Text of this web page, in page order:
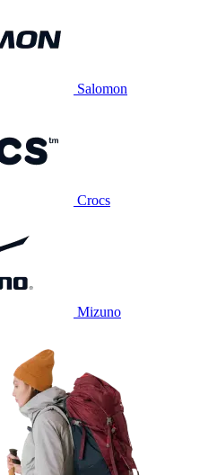
Salomon
Crocs
Mizuno